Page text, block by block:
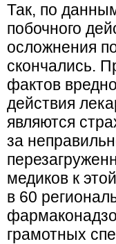
Так, по
побочного
осложнения
скончались.
фактов
действия
являются
за
медиков к
в 60
грамотных